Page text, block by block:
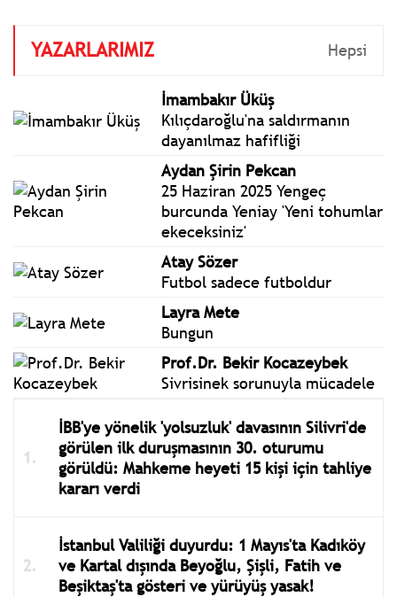
Kurtulmuş başkanlığında
Salonu'ndaki toplantıda,
"Cumartesi Anneleri" ve
"Barış Anneleri" hazır
bulundu.
YAZARLARIMIZ Hepsi
İmambakır Üküş
Kılıçdaroğlu'na saldırmanın
dayanılmaz hafifliği
Aydan Şirin Pekcan
25 Haziran 2025 Yengeç
burcunda Yeniay 'Yeni tohumlar
ekeceksiniz'
Atay Sözer
Futbol sadece futboldur
Layra Mete
Bungun
Prof.Dr. Bekir Kocazeybek
Sivrisinek sorunuyla mücadele
İBB'ye yönelik 'yolsuzluk' davasının Silivri'de
görülen ilk duruşmasının 30. oturumu
görüldü: Mahkeme heyeti 15 kişi için tahliye
kararı verdi
İstanbul Valiliği duyurdu: 1 Mayıs'ta Kadıköy
ve Kartal dışında Beyoğlu, Şişli, Fatih ve
Beşiktaş'ta gösteri ve yürüyüş yasak!